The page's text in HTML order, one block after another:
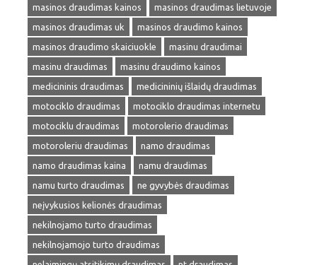
masinos draudimas kainos
masinos draudimas lietuvoje
masinos draudimas uk
masinos draudimo kainos
masinos draudimo skaiciuokle
masinu draudimai
masinu draudimas
masinu draudimo kainos
medicininis draudimas
medicininių išlaidų draudimas
motociklo draudimas
motociklo draudimas internetu
motociklu draudimas
motorolerio draudimas
motoroleriu draudimas
namo draudimas
namo draudimas kaina
namu draudimas
namu turto draudimas
ne gyvybės draudimas
neįvykusios kelionės draudimas
nekilnojamo turto draudimas
nekilnojamojo turto draudimas